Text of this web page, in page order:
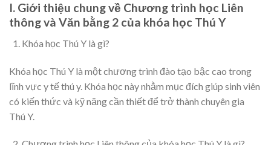
I. Giới thiệu chung về Chương trình học Liên
thông và Văn bằng 2 của khóa học Thú Y
Khóa học Thú Y là gì?
Khóa học Thú Y là một chương trình đào tạo bậc cao trong
lĩnh vực y tế thú y. Khóa học này nhằm mục đích giúp sinh viên
có kiến thức và kỹ năng cần thiết để trở thành chuyên gia
Thú Y.